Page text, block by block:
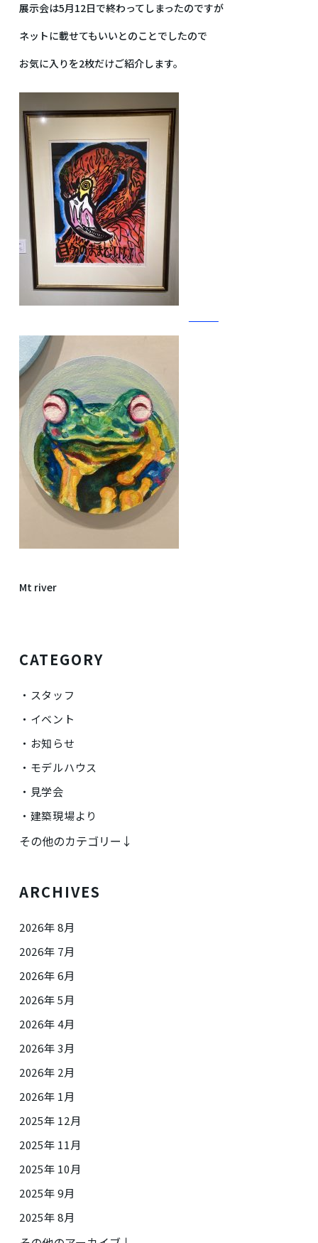
展示会は5月12日で終わってしまったのですが
ネットに載せてもいいとのことでしたので
お気に入りを2枚だけご紹介します。
Mt river
CATEGORY
スタッフ
イベント
お知らせ
モデルハウス
見学会
建築現場より
その他のカテゴリー↓
ARCHIVES
2026年 8月
2026年 7月
2026年 6月
2026年 5月
2026年 4月
2026年 3月
2026年 2月
2026年 1月
2025年 12月
2025年 11月
2025年 10月
2025年 9月
2025年 8月